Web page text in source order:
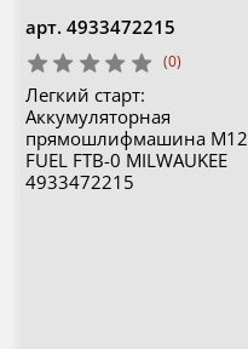
арт. 4933472215
(0)
Легкий старт:
Аккумуляторная
прямошлифмашина M12
FUEL FTB-0 MILWAUKEE
4933472215